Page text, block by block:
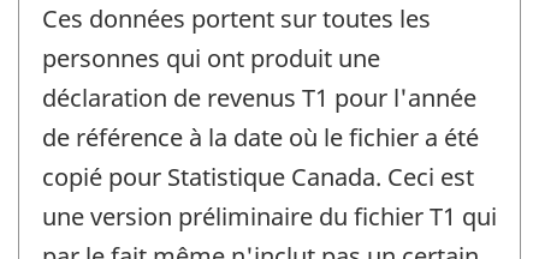
Ces données portent sur toutes les
personnes qui ont produit une
déclaration de revenus T1 pour l'année
de référence à la date où le fichier a été
copié pour Statistique Canada. Ceci est
une version préliminaire du fichier T1 qui